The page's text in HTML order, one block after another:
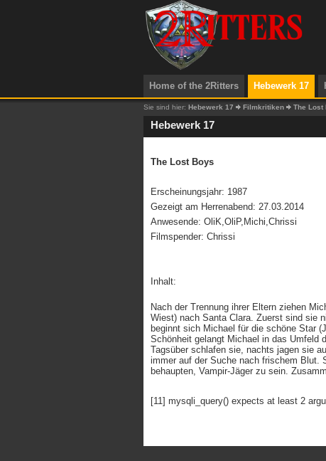
Home of the 2Ritters Hebewerk 17
Sie sind hier: Hebewerk 17 Filmkritiken The Lost
Hebewerk 17
The Lost Boys
Erscheinungsjahr: 1987
Gezeigt am Herrenabend: 27.03.2014
Anwesende: OliK,OliP,Michi,Chrissi
Filmspender: Chrissi
Inhalt:
Nach der Trennung ihrer Eltern ziehen
Wiest) nach Santa Clara. Zuerst sind sie
beginnt sich Michael für die schöne Star
Schönheit gelangt Michael in das Umfeld
Tagsüber schlafen sie, nachts jagen sie
immer auf der Suche nach frischem Blut.
behaupten, Vampir-Jäger zu sein.
[11] mysqli_query() expects at least 2